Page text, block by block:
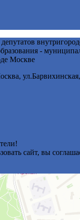
-
Москве
сайт, вы